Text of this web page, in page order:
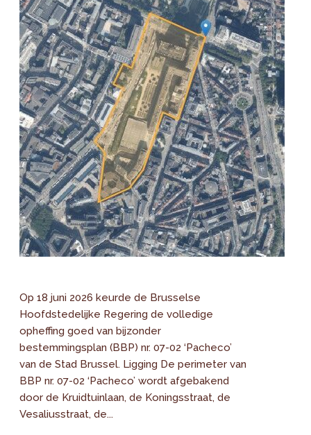
Op 18 juni 2026 keurde de Brusselse
Hoofdstedelijke Regering de volledige
opheffing goed van bijzonder
bestemmingsplan (BBP) nr. 07-02 ‘Pacheco’
van de Stad Brussel. Ligging De perimeter van
BBP nr. 07-02 ‘Pacheco’ wordt afgebakend
door de Kruidtuinlaan, de Koningsstraat, de
Vesaliusstraat, de...